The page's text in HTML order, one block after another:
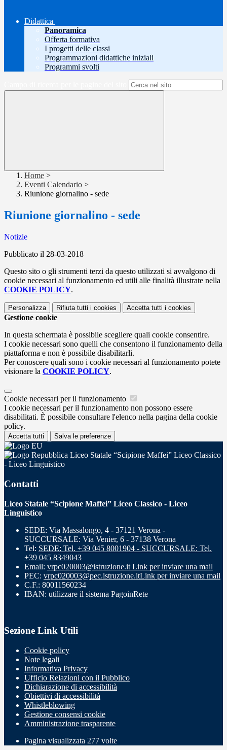
Didattica
Panoramica
Offerta formativa
I progetti delle classi
Programmazioni didattiche iniziali
Programmi svolti
Home >
Eventi Calendario >
Riunione giornalino - sede
Riunione giornalino - sede
Notizie
Pubblicato il 28-03-2018
Questo sito o gli strumenti terzi da questo utilizzati si avvalgono di
cookie necessari al funzionamento ed utili alle finalità illustrate nella
COOKIE POLICY.
Personalizza Rifiuta tutti i cookies Accetta tutti i cookies
Gestione cookie
In questa schermata è possibile scegliere quali cookie consentire.
I cookie necessari sono quelli che consentono il funzionamento della
piattaforma e non è possibile disabilitarli.
Per conoscere quali sono i cookie necessari al funzionamento potete
visionare la COOKIE POLICY.
Cookie necessari per il funzionamento
I cookie necessari per il funzionamento non possono essere
disabilitati. È possibile consultare l'elenco nella pagina della cookie
policy.
Accetta tutti Salva le preferenze
Liceo Statale “Scipione Maffei” Liceo Classico
- Liceo Linguistico
Contatti
Liceo Statale “Scipione Maffei” Liceo Classico - Liceo
Linguistico
SEDE: Via Massalongo, 4 - 37121 Verona -
SUCCURSALE: Via Venier, 6 - 37138 Verona
Tel: SEDE: Tel. +39 045 8001904 - SUCCURSALE: Tel.
+39 045 8349043
Email: vrpc020003@istruzione.it Link per inviare una mail
PEC: vrpc020003@pec.istruzione.itLink per inviare una mail
C.F.: 80011560234
IBAN: utilizzare il sistema PagoinRete
Sezione Link Utili
Cookie policy
Note legali
Informativa Privacy
Ufficio Relazioni con il Pubblico
Dichiarazione di accessibilità
Obiettivi di accessibilità
Whistleblowing
Gestione consensi cookie
Amministrazione trasparente
Pagina visualizzata 277 volte